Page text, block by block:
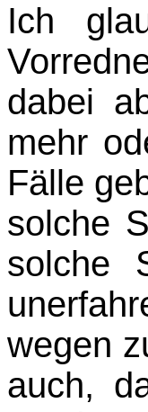
Ich
dabei
mehr
Fälle
solche
solche
wegen
auch,